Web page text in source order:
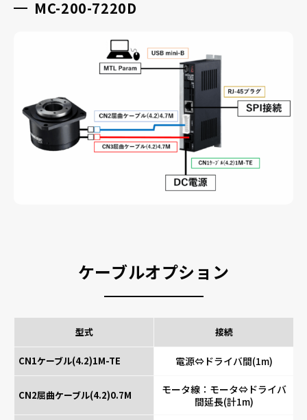
MC-200-7220D
ケーブルオプション
型式 接続
CN1ケーブル(4.2)1M-TE 電源⇔ドライバ間(1m)
CN2屈曲ケーブル(4.2)0.7M
モータ線：モータ⇔ドライバ
間延長(計1m)